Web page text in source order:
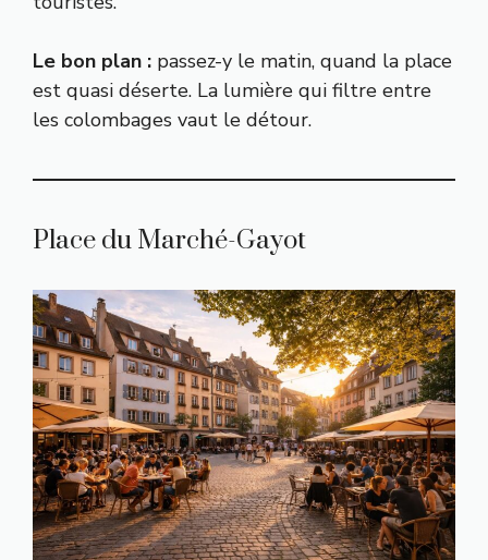
Le bon plan : passez-y le matin, quand la place
est quasi déserte. La lumière qui filtre entre
les colombages vaut le détour.
Place du Marché-Gayot